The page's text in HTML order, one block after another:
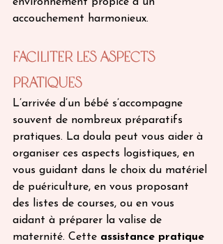
environnement propice à un
accouchement harmonieux.
Faciliter les Aspects
Pratiques
L’arrivée d’un bébé s’accompagne
souvent de nombreux préparatifs
pratiques. La doula peut vous aider à
organiser ces aspects logistiques, en
vous guidant dans le choix du matériel
de puériculture, en vous proposant
des listes de courses, ou en vous
aidant à préparer la valise de
maternité. Cette assistance pratique